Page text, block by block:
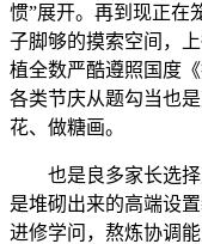
惯”展开。再到现正在
子脚够的摸索空间，
植全数严酷遵照国度
各类节庆从题勾当也
花、做糖画。
也是良多家长选择
是堆砌出来的高端设
进修学问，熬炼协调